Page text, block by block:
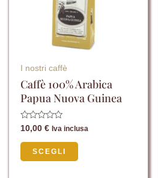
I nostri caffè
Caffè 100% Arabica
Papua Nuova Guinea
Valutato
su
10,00 € Iva inclusa
SCEGLI
Le
opzioni
possono
scelte
nella
del